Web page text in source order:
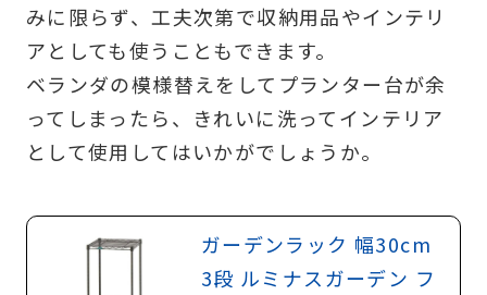
みに限らず、工夫次第で収納用品やインテリ
アとしても使うこともできます。
ベランダの模様替えをしてプランター台が余
ってしまったら、きれいに洗ってインテリア
として使用してはいかがでしょうか。
ガーデンラック 幅30cm
3段 ルミナスガーデン フ